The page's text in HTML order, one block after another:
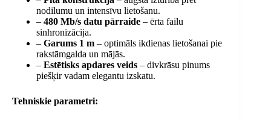
nodilumu un intensīvu lietošanu.
– 480 Mb/s datu pārraide – ērta failu
sinhronizācija.
– Garums 1 m – optimāls ikdienas lietošanai pie
rakstāmgalda un mājās.
– Estētisks apdares veids – divkrāsu pinums
piešķir vadam elegantu izskatu.
Tehniskie parametri: